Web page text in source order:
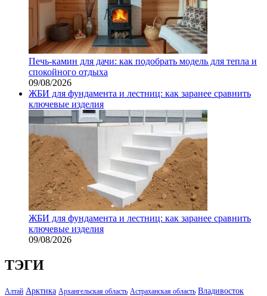
Печь-камин для дачи: как подобрать модель для тепла и
спокойного отдыха
09/08/2026
ЖБИ для фундамента и лестниц: как заранее сравнить
ключевые изделия
ЖБИ для фундамента и лестниц: как заранее сравнить
ключевые изделия
09/08/2026
ТЭГИ
Алтай Арктика Архангельская область Астраханская область Владивосток